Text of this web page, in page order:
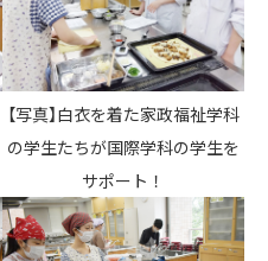
【写真】白衣を着た家政福祉学科
の学生たちが国際学科の学生を
サポート！